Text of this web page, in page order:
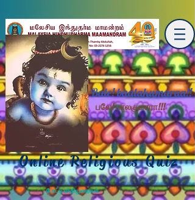
Online Religious Quiz
Bale! baalakumaraa!!
பலே! பாலகுமாரா!!!
போட்டி விதிமுறைகள்